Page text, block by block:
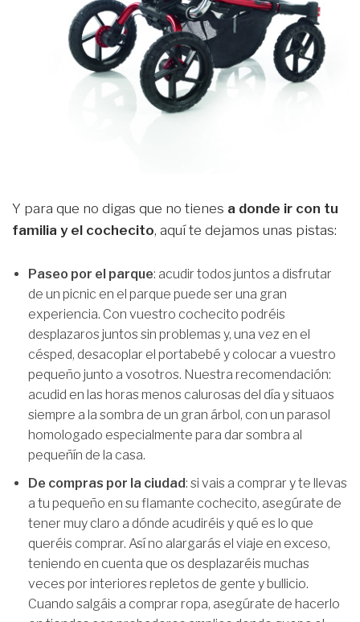
Y para que no digas que no tienes a donde ir con tu
familia y el cochecito, aquí te dejamos unas pistas:
Paseo por el parque: acudir todos juntos a disfrutar
de un picnic en el parque puede ser una gran
experiencia. Con vuestro cochecito podréis
desplazaros juntos sin problemas y, una vez en el
césped, desacoplar el portabebé y colocar a vuestro
pequeño junto a vosotros. Nuestra recomendación:
acudid en las horas menos calurosas del día y situaos
siempre a la sombra de un gran árbol, con un parasol
homologado especialmente para dar sombra al
pequeñín de la casa.
De compras por la ciudad: si vais a comprar y te llevas
a tu pequeño en su flamante cochecito, asegúrate de
tener muy claro a dónde acudiréis y qué es lo que
queréis comprar. Así no alargarás el viaje en exceso,
teniendo en cuenta que os desplazaréis muchas
veces por interiores repletos de gente y bullicio.
Cuando salgáis a comprar ropa, asegúrate de hacerlo